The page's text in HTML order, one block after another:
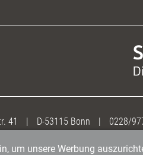
41 | D-53115 Bonn | 0228/
um unsere Werbung